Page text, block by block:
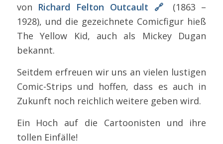
von Richard Felton Outcault 🔗
(1863 –
1928), und die gezeichnete Comicfigur hieß
The Yellow Kid, auch als Mickey Dugan
bekannt.
Seitdem erfreuen wir uns an vielen lustigen
Comic-Strips und hoffen, dass es auch in
Zukunft noch reichlich weitere geben wird.
Ein Hoch auf die Cartoonisten und ihre
tollen Einfälle!